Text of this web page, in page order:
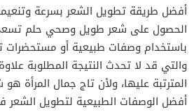
الزنجبيل
إكليل الجبل
حليب جوز الهند
البيض
أفضل طريقة تطويل الشعر بسرعة
الحصول على شعر طويل وصحي حلم تسعى
باستخدام وصفات طبيعية أو مستحضرات
والتي قد لا تحدث النتيجة المطلوبة علاوة
المترتبة عليها، ولأن تاج جمال المرأة
أفضل الوصفات الطبيعية لتطويل الشعر في 6 أيام